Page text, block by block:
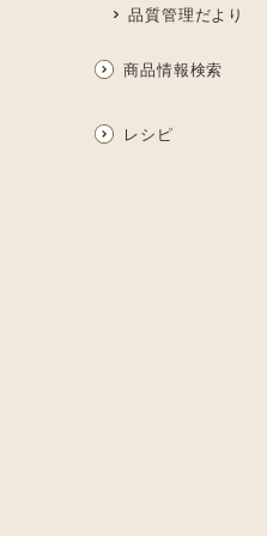
品質管理だより
商品情報検索
レシピ